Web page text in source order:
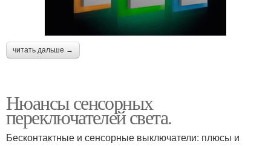
читать дальше →
Нюансы сенсорных
переключателей света.
Бесконтактные и сенсорные выключатели: плюсы и